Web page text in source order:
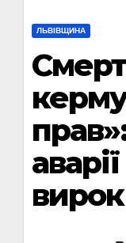
ЛЬВІВЩИНА